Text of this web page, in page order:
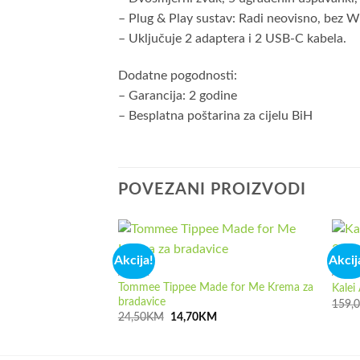
– Plug & Play sustav: Radi neovisno, bez
– Uključuje 2 adaptera i 2 USB-C kabela.
Dodatne pogodnosti:
– Garancija: 2 godine
– Besplatna poštarina za cijelu BiH
POVEZANI PROIZVODI
Akcija!
AKCIJA
Tommee Tippee Made for Me Krema za
bradavice
24,50KM
Izvorna
14,70 KM
Kalei